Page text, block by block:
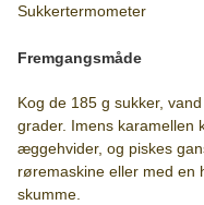
Sukkertermometer
Fremgangsmåde
Kog de 185 g sukker,
grader. Imens karamellen
æggehvider, og piskes
røremaskine eller med en
skumme.